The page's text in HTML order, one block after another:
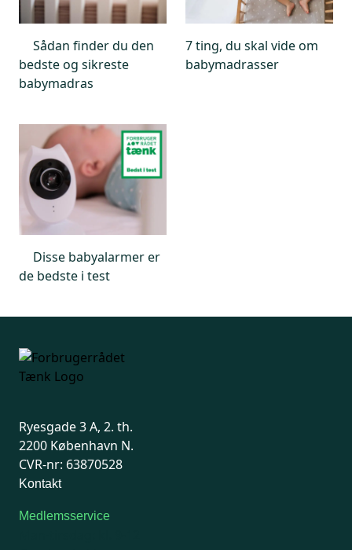
Sådan finder du den
bedste og sikreste
babymadras
7 ting, du skal vide om
babymadrasser
Disse babyalarmer er
de bedste i test
Ryesgade 3 A, 2. th.
2200 København N.
CVR-nr: 63870528
Kontakt
Medlemsservice